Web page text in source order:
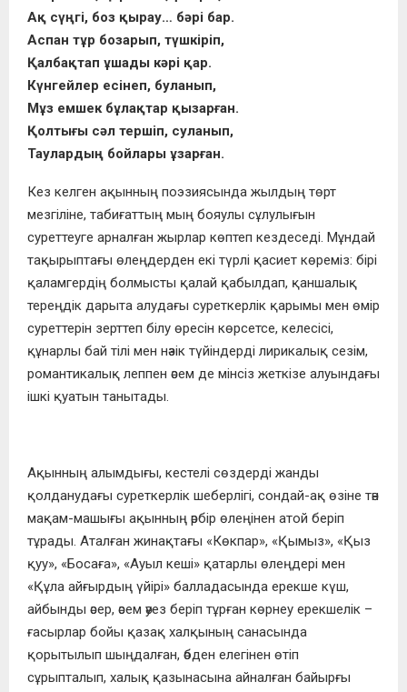
Ақ сүңгі, боз қырау… бәрі бар.
Аспан тұр бозарып, түшкіріп,
Қалбақтап ұшады кәрі қар.
Күнгейлер есінеп, буланып,
Мұз емшек бұлақтар қызарған.
Қолтығы сәл тершіп, суланып,
Таулардың бойлары ұзарған.
Кез келген ақынның поэзиясында жылдың төрт
мезгіліне, табиғаттың мың бояулы сұлулығын
суреттеуге арналған жырлар көптеп кездеседі. Мұндай
тақырыптағы өлеңдерден екі түрлі қасиет көреміз: бірі
қаламгердің болмысты қалай қабылдап, қаншалық
тереңдік дарыта алудағы суреткерлік қарымы мен өмір
суреттерін зерттеп білу өресін көрсетсе, келесісі,
құнарлы бай тілі мен нәзік түйін­дерді лирикалық сезім,
романтикалық леппен әсем де мінсіз жеткізе алуындағы
ішкі қуатын танытады.
Ақынның алымдығы, кестелі сөздерді жанды
қолданудағы суреткерлік шеберлігі, сондай-ақ өзіне тән
мақам-машығы ақынның әрбір өлеңінен атой беріп
тұрады. Аталған жинақтағы «Көкпар», «Қымыз», «Қыз
қуу», «Босаға», «Ауыл кеші» қатарлы өлеңдері мен
«Құла айғырдың үйірі» балладасында ерекше күш,
айбынды әсер, әсем әуез беріп тұрған көрнеу ерекшелік –
ғасырлар бойы қазақ халқының санасында
қорытылып шыңдалған, әбден елегінен өтіп
сұрыпталып, халық қазынасына айналған байырғы